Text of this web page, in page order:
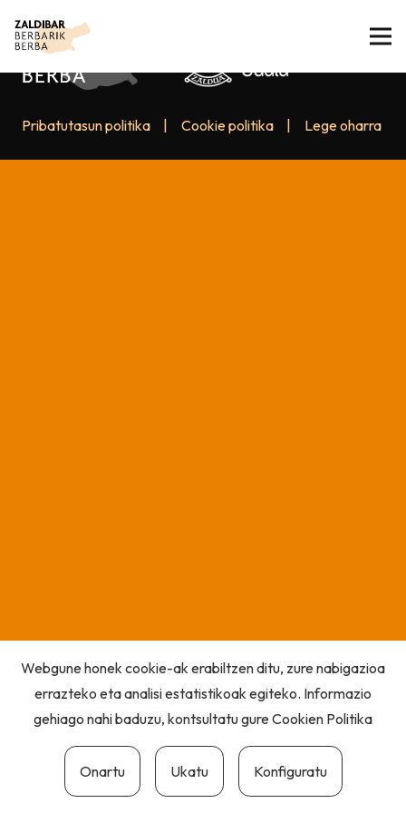
Pribatutasun politika Cookie politika Lege oharra
Webgune honek cookie-ak erabiltzen ditu, zure nabigazioa
errazteko eta analisi estatistikoak egiteko. Informazio
gehiago nahi baduzu, kontsultatu gureCookien Politika
Onartu Ukatu Konfiguratu